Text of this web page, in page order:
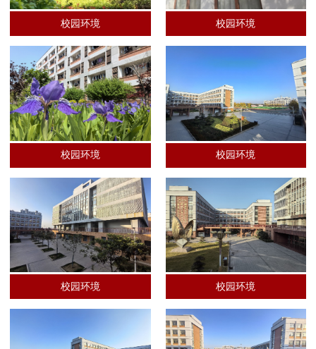
校园环境 校园环境
校园环境 校园环境
校园环境 校园环境